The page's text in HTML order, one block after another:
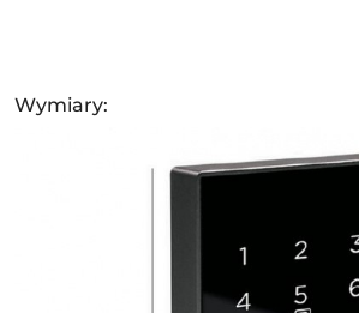
Wymiary: